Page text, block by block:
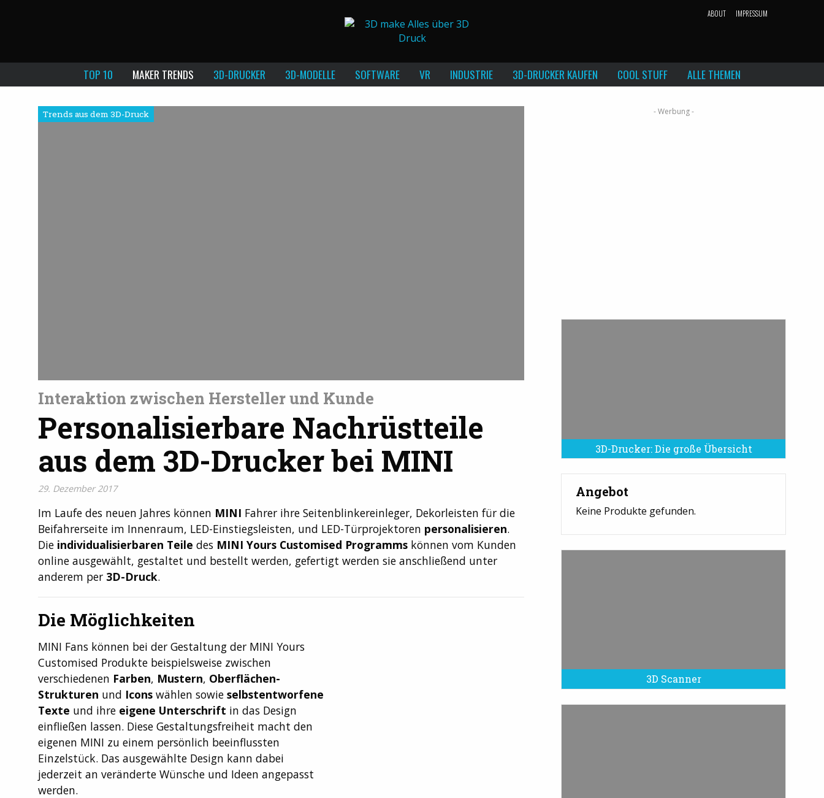
ABOUT IMPRESSUM
TOP 10 MAKER TRENDS 3D-DRUCKER 3D-MODELLE SOFTWARE VR INDUSTRIE 3D-DRUCKER KAUFEN COOL STUFF ALLE THEMEN
Trends aus dem 3D-Druck
Interaktion zwischen Hersteller und Kunde
Personalisierbare Nachrüstteile
aus dem 3D-Drucker bei MINI
29. Dezember 2017
Im Laufe des neuen Jahres können MINI Fahrer ihre Seitenblinkereinleger, Dekorleisten für die
Beifahrerseite im Innenraum, LED-Einstiegsleisten, und LED-Türprojektoren personalisieren.
Die individualisierbaren Teile des MINI Yours Customised Programms können vom Kunden
online ausgewählt, gestaltet und bestellt werden, gefertigt werden sie anschließend unter
anderem per 3D-Druck.
Die Möglichkeiten
MINI Fans können bei der Gestaltung der MINI Yours
Customised Produkte beispielsweise zwischen
verschiedenen Farben, Mustern, Oberflächen-
Strukturen und Icons wählen sowie selbstentworfene
Texte und ihre eigene Unterschrift in das Design
einfließen lassen. Diese Gestaltungsfreiheit macht den
eigenen MINI zu einem persönlich beeinflussten
Einzelstück. Das ausgewählte Design kann dabei
jederzeit an veränderte Wünsche und Ideen angepasst
werden.
3D-Drucker: Die große Übersicht
Angebot
Keine Produkte gefunden.
3D Scanner